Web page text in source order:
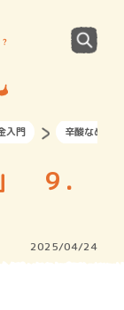
入門 辛酸なめ子
９．
2025/04/24